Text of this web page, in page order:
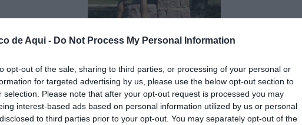
de Aqui - Do Not Process My Personal Information
opt-out of the sale, sharing to third parties, or processing of your personal or
for targeted advertising by us, please use the below opt-out section to
selection. Please note that after your opt-out request is processed you may
interest-based ads based on personal information utilized by us or personal
to third parties prior to your opt-out. You may separately opt-out of the
junio en la
intenso y